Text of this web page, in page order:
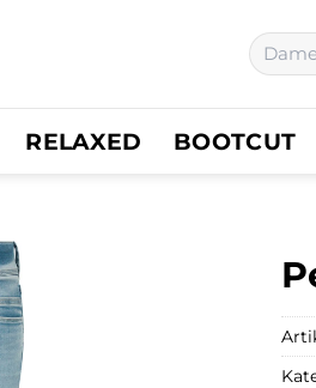
Suchen
nach:
RELAXED BOOTCUT